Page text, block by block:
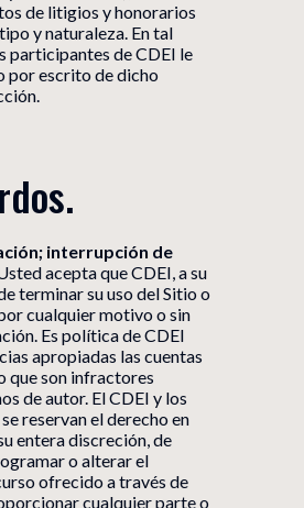
de litigios y honorarios
y naturaleza. En tal
participantes de CDEI le
por escrito de dicho
interrupción de
acepta que CDEI, a su
terminar su uso del Sitio o
cualquier motivo o sin
Es política de CDEI
apropiadas las cuentas
que son infractores
de autor. El CDEI y los
reservan el derecho en
entera discreción, de
o alterar el
ofrecido a través de
cualquier parte o